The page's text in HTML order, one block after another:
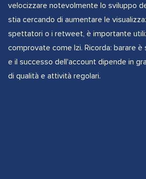
velocizzare notevolmente lo sviluppo
stia cercando di aumentare le
spettatori o i retweet, è importante
comprovate come Izi. Ricorda: barare è
e il successo dell'account dipende in
di qualità e attività regolari.